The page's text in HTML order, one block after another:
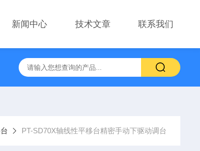
新闻中心 技术文章 联系我们
物镜 PT-GD402电动升降台、位移台 电动滑台升降桌
PT-SD70X轴线性平移台精密手动下驱动调台